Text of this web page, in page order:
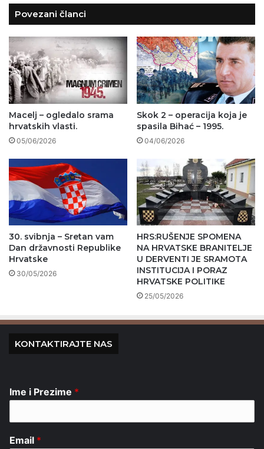
Povezani članci
Macelj – ogledalo srama
hrvatskih vlasti.
05/06/2026
Skok 2 – operacija koja je
spasila Bihać – 1995.
04/06/2026
30. svibnja – Sretan vam
Dan državnosti Republike
Hrvatske
30/05/2026
HRS:RUŠENJE SPOMENA
NA HRVATSKE BRANITELJE
U DERVENTI JE SRAMOTA
INSTITUCIJA I PORAZ
HRVATSKE POLITIKE
25/05/2026
KONTAKTIRAJTE NAS
Ime i Prezime *
Email *